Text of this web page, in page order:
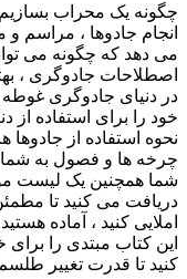
چگونه یک محراب
انجام جادوها ، مراسم
می دهد که چگونه می
اصطلاحات جادوگری ،
در دنیای جادوگری غوطه
خود را برای استفاده از
نحوه استفاده از
چرخه ها و فصول به شما
شما همچنین یک لیست
دریافت می کنید تا
املایی کنید ، آماده
این کتاب مبتدی را برای
کنید تا قدرت تغییر